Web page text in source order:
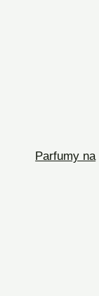
Parfumy na